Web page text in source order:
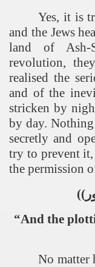
Yes, it is
and the Jews
land ofAsh-
revolution,
realised the
and of the
stricken by
by day.
secretly and
try to prevent
the permission
))
“And the
No matter